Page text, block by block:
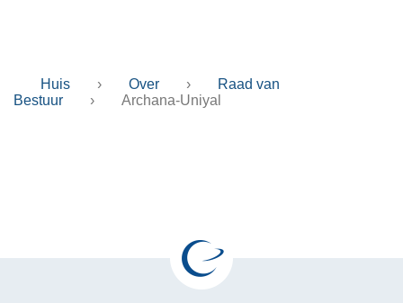
Huis › Over ›
Raad van
Bestuur
› Archana-Uniyal